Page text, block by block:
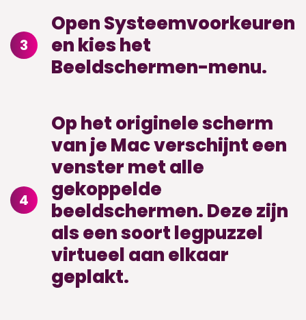
3
Open Systeemvoorkeuren
en kies het
Beeldschermen-menu.
4
Op het originele scherm
van je Mac verschijnt een
venster met alle
gekoppelde
beeldschermen. Deze zijn
als een soort legpuzzel
virtueel aan elkaar
geplakt.